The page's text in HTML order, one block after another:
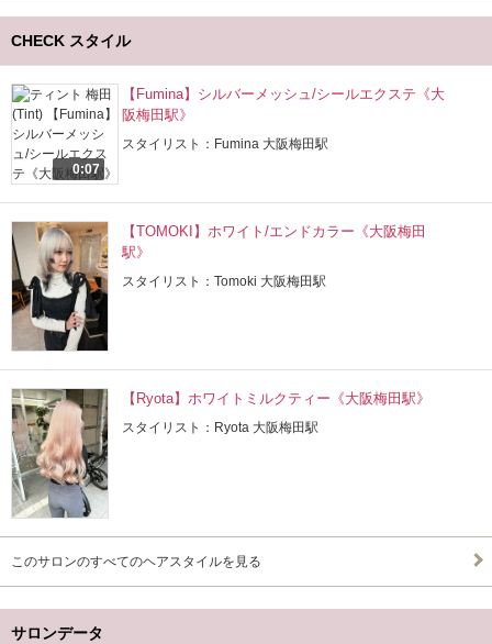
CHECK スタイル
0:07
【Fumina】シルバーメッシュ/シールエクステ《大
阪梅田駅》
スタイリスト：Fumina 大阪梅田駅
【TOMOKI】ホワイト/エンドカラー《大阪梅田
駅》
スタイリスト：Tomoki 大阪梅田駅
【Ryota】ホワイトミルクティー《大阪梅田駅》
スタイリスト：Ryota 大阪梅田駅
このサロンのすべてのヘアスタイルを見る
サロンデータ